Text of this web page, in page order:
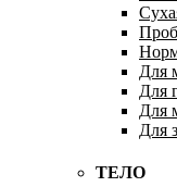
Для
Для
Для
Для
ТЕЛО